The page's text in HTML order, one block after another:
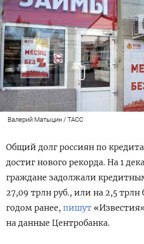
Валерий Матыцин / ТАСС
Общий долг россиян по
достиг нового рекорда. На 1
граждане задолжали
27,09 трлн руб., или на 2,5
годом ранее, пишут
на данные Центробанка.